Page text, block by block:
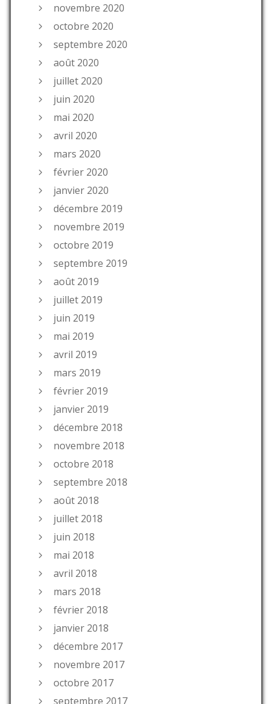
novembre 2020
octobre 2020
septembre 2020
août 2020
juillet 2020
juin 2020
mai 2020
avril 2020
mars 2020
février 2020
janvier 2020
décembre 2019
novembre 2019
octobre 2019
septembre 2019
août 2019
juillet 2019
juin 2019
mai 2019
avril 2019
mars 2019
février 2019
janvier 2019
décembre 2018
novembre 2018
octobre 2018
septembre 2018
août 2018
juillet 2018
juin 2018
mai 2018
avril 2018
mars 2018
février 2018
janvier 2018
décembre 2017
novembre 2017
octobre 2017
septembre 2017